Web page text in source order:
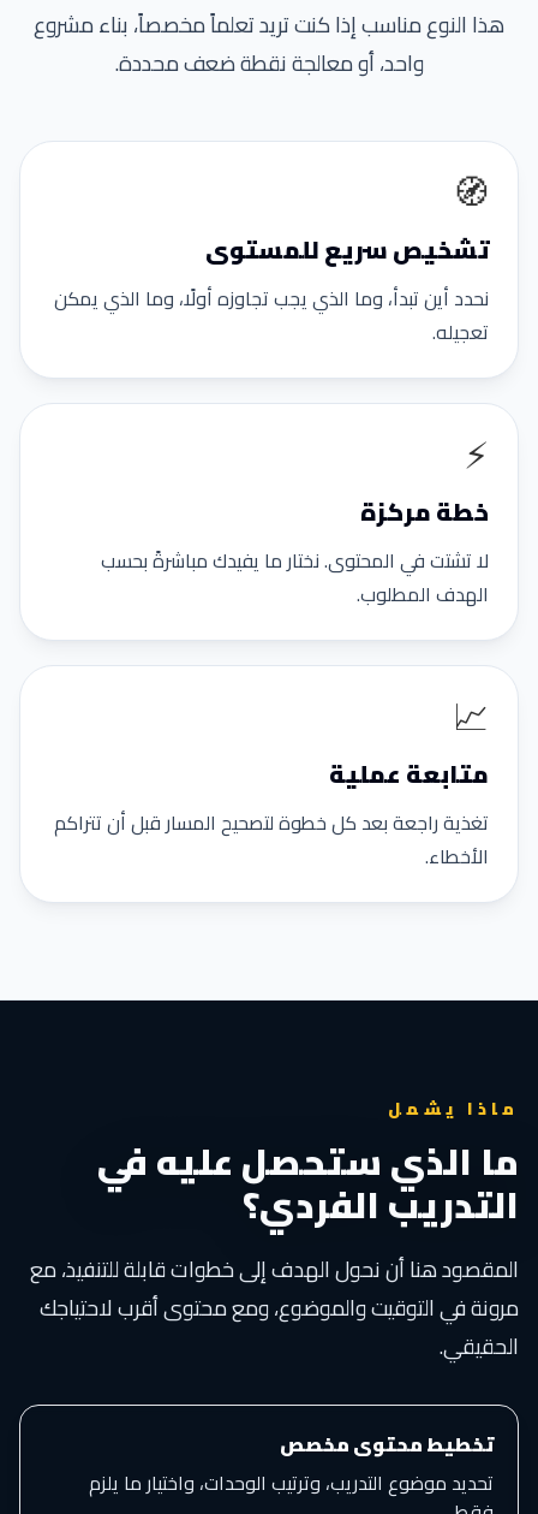
هذا النوع مناسب إذا كنت تريد تعلماً مخصصاً، بناء مشروع
واحد، أو معالجة نقطة ضعف محددة.
🧭
تشخيص سريع للمستوى
نحدد أين تبدأ، وما الذي يجب تجاوزه أولًا، وما الذي يمكن
تعجيله.
⚡
خطة مركزة
لا تشتت في المحتوى. نختار ما يفيدك مباشرةً بحسب
الهدف المطلوب.
📈
متابعة عملية
تغذية راجعة بعد كل خطوة لتصحيح المسار قبل أن تتراكم
الأخطاء.
ماذا يشمل
ما الذي ستحصل عليه في
التدريب الفردي؟
المقصود هنا أن نحول الهدف إلى خطوات قابلة للتنفيذ، مع
مرونة في التوقيت والموضوع، ومع محتوى أقرب لاحتياجك
الحقيقي.
تخطيط محتوى مخصص
تحديد موضوع التدريب، وترتيب الوحدات، واختيار ما يلزم